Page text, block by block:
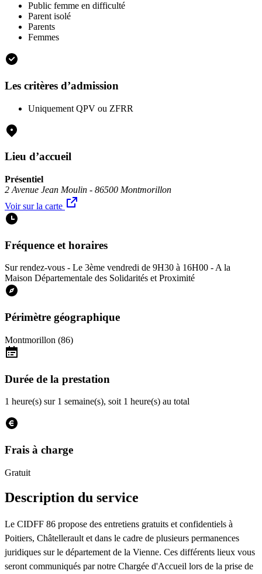
Public femme en difficulté
Parent isolé
Parents
Femmes
Les critères d’admission
Uniquement QPV ou ZFRR
Lieu d’accueil
Présentiel
2 Avenue Jean Moulin - 86500 Montmorillon
Voir sur la carte
Fréquence et horaires
Sur rendez-vous - Le 3ème vendredi de 9H30 à 16H00 - A la
Maison Départementale des Solidarités et Proximité
Périmètre géographique
Montmorillon (86)
Durée de la prestation
1 heure(s) sur 1 semaine(s), soit 1 heure(s) au total
Frais à charge
Gratuit
Description du service
Le CIDFF 86 propose des entretiens gratuits et confidentiels à
Poitiers, Châtellerault et dans le cadre de plusieurs permanences
juridiques sur le département de la Vienne. Ces différents lieux vous
seront communiqués par notre Chargée d'Accueil lors de la prise de